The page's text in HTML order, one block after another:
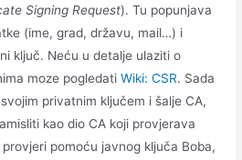
Signing Request). Tu popunjava
(ime, grad, državu, mail…) i
ključ. Neću u detalje ulaziti o
moze pogledatiWiki: CSR. Sada
privatnim ključem i šalje CA,
kao dio CA koji provjerava
pomoću javnog ključa Boba,